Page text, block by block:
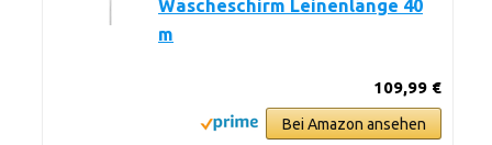
Wäscheschirm Leinenlänge 40
m
109,99 €
Bei Amazon ansehen